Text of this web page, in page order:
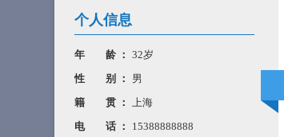
个人信息
年 龄 ： 32岁
性 别 ：
男
籍 贯 ： 上海
电 话 ：
15388888888